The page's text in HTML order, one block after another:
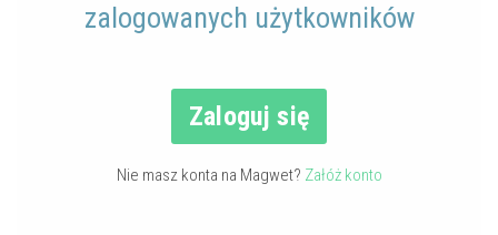
zalogowanych użytkowników
Zaloguj się
Nie masz konta na Magwet? Załóż konto